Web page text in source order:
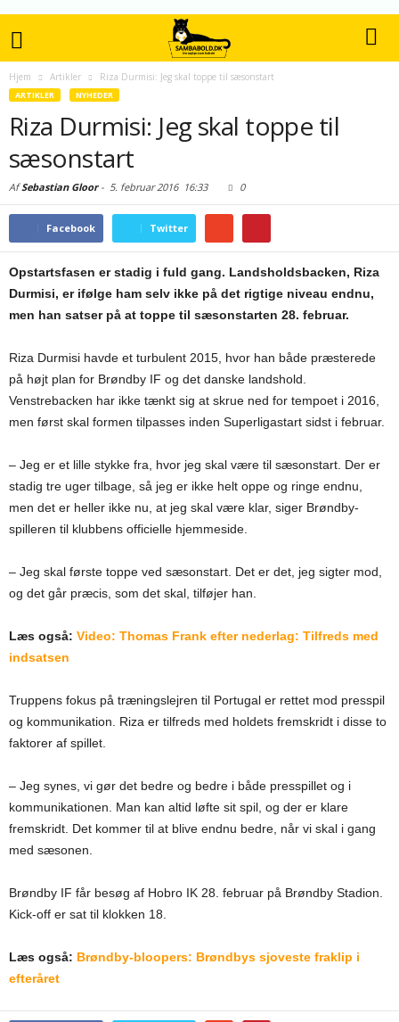
Hjem Artikler Riza Durmisi: Jeg skal toppe til sæsonstart
ARTIKLER NYHEDER
Riza Durmisi: Jeg skal toppe til
sæsonstart
AfSebastian Gloor- 5. februar 201616:33 0
Facebook Twitter
Opstartsfasen er stadig i fuld gang. Landsholdsbacken, Riza
Durmisi, er ifølge ham selv ikke på det rigtige niveau endnu,
men han satser på at toppe til sæsonstarten 28. februar.
Riza Durmisi havde et turbulent 2015, hvor han både præsterede
på højt plan for Brøndby IF og det danske landshold.
Venstrebacken har ikke tænkt sig at skrue ned for tempoet i 2016,
men først skal formen tilpasses inden Superligastart sidst i februar.
– Jeg er et lille stykke fra, hvor jeg skal være til sæsonstart. Der er
stadig tre uger tilbage, så jeg er ikke helt oppe og ringe endnu,
men det er heller ikke nu, at jeg skal være klar, siger Brøndby-
spilleren til klubbens officielle hjemmeside.
– Jeg skal første toppe ved sæsonstart. Det er det, jeg sigter mod,
og det går præcis, som det skal, tilføjer han.
Læs også: Video: Thomas Frank efter nederlag: Tilfreds med
indsatsen
Truppens fokus på træningslejren til Portugal er rettet mod presspil
og kommunikation. Riza er tilfreds med holdets fremskridt i disse to
faktorer af spillet.
– Jeg synes, vi gør det bedre og bedre i både presspillet og i
kommunikationen. Man kan altid løfte sit spil, og der er klare
fremskridt. Det kommer til at blive endnu bedre, når vi skal i gang
med sæsonen.
Brøndby IF får besøg af Hobro IK 28. februar på Brøndby Stadion.
Kick-off er sat til klokken 18.
Læs også: Brøndby-bloopers: Brøndbys sjoveste fraklip i
efteråret